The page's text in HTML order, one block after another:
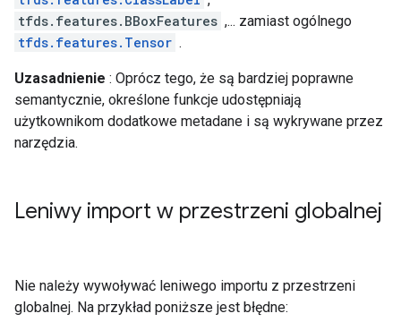
tfds.features.BBoxFeatures ,... zamiast ogólnego
tfds.features.Tensor .
Uzasadnienie : Oprócz tego, że są bardziej poprawne
semantycznie, określone funkcje udostępniają
użytkownikom dodatkowe metadane i są wykrywane przez
narzędzia.
Leniwy import w przestrzeni globalnej
Nie należy wywoływać leniwego importu z przestrzeni
globalnej. Na przykład poniższe jest błędne: